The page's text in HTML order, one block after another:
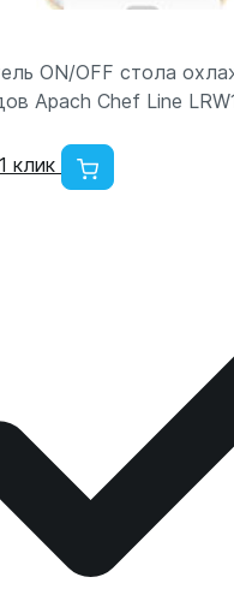
ON/OFF стола
Apach Chef Line
клик